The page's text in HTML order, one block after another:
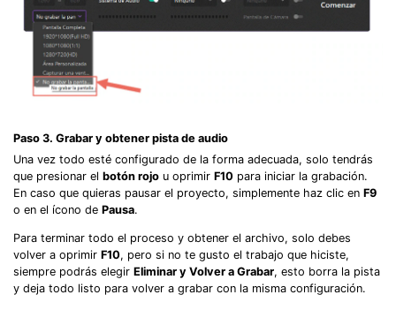
Paso 3. Grabar y obtener pista de audio
Una vez todo esté configurado de la forma adecuada, solo tendrás
que presionar el botón rojo u oprimir F10 para iniciar la grabación.
En caso que quieras pausar el proyecto, simplemente haz clic en F9
o en el ícono de Pausa.
Para terminar todo el proceso y obtener el archivo, solo debes
volver a oprimir F10, pero si no te gusto el trabajo que hiciste,
siempre podrás elegir Eliminar y Volver a Grabar, esto borra la pista
y deja todo listo para volver a grabar con la misma configuración.